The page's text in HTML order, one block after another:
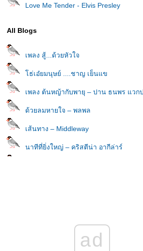
Love Me Tender - Elvis Presley
All Blogs
เพลง สู้...ด้วยหัวใจ
ธ่เอ๋ยมนุษย์ ....ชาญ เย็นแข
เพลง ต้นหญ้ากับพายุ – ปาน ธนพร แวก
ด้วยลมหายใจ – พลพล
เส้นทาง – Middleway
นาทีที่ยิ่งใหญ่ – คริสตีน่า อากีล่าร์
เพลง : เก่าไปใหม่มา - วงสุนทราภรณ์
ad